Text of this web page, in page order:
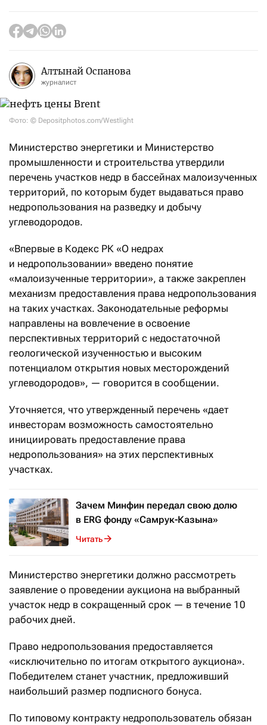
Алтынай Оспанова
журналист
Фото: © Depositphotos.com/Westlight
Министерство энергетики и Министерство
промышленности и строительства утвердили
перечень участков недр в бассейнах малоизученных
территорий, по которым будет выдаваться право
недропользования на разведку и добычу
углеводородов.
«Впервые в Кодекс РК «О недрах
и недропользовании» введено понятие
«малоизученные территории», а также закреплен
механизм предоставления права недропользования
на таких участках. Законодательные реформы
направлены на вовлечение в освоение
перспективных территорий с недостаточной
геологической изученностью и высоким
потенциалом открытия новых месторождений
углеводородов», — говорится в сообщении.
Уточняется, что утвержденный перечень «дает
инвесторам возможность самостоятельно
инициировать предоставление права
недропользования» на этих перспективных
участках.
Зачем Минфин передал свою долю
в ERG фонду «Самрук-Казына»
Читать
Министерство энергетики должно рассмотреть
заявление о проведении аукциона на выбранный
участок недр в сокращенный срок — в течение 10
рабочих дней.
Право недропользования предоставляется
«исключительно по итогам открытого аукциона».
Победителем станет участник, предложивший
наибольший размер подписного бонуса.
По типовому контракту недропользователь обязан